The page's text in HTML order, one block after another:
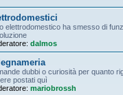
elettrodomestico ha smesso di
dalmos
dubbi o curiosità per quanto
postati quì
mariobrossh